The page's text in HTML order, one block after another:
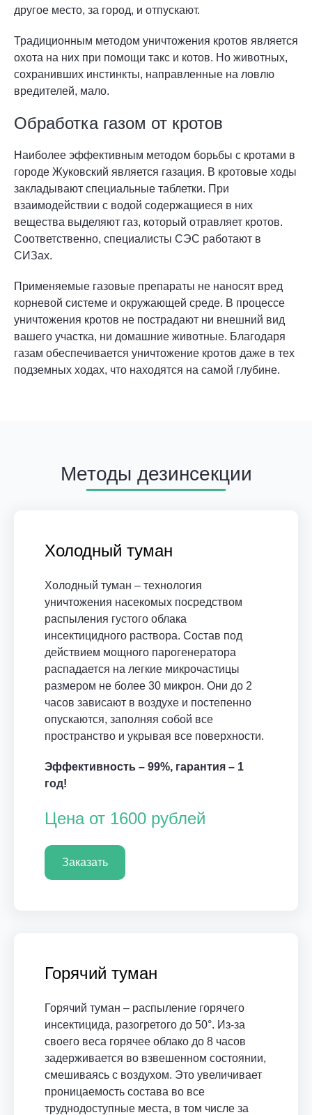
другое место, за город, и отпускают.
Традиционным методом уничтожения кротов является
охота на них при помощи такс и котов. Но животных,
сохранивших инстинкты, направленные на ловлю
вредителей, мало.
Обработка газом от кротов
Наиболее эффективным методом борьбы с кротами в
городе Жуковский является газация. В кротовые ходы
закладывают специальные таблетки. При
взаимодействии с водой содержащиеся в них
вещества выделяют газ, который отравляет кротов.
Соответственно, специалисты СЭС работают в
СИЗах.
Применяемые газовые препараты не наносят вред
корневой системе и окружающей среде. В процессе
уничтожения кротов не пострадают ни внешний вид
вашего участка, ни домашние животные. Благодаря
газам обеспечивается уничтожение кротов даже в тех
подземных ходах, что находятся на самой глубине.
Методы дезинсекции
Холодный туман
Холодный туман – технология
уничтожения насекомых посредством
распыления густого облака
инсектицидного раствора. Состав под
действием мощного парогенератора
распадается на легкие микрочастицы
размером не более 30 микрон. Они до 2
часов зависают в воздухе и постепенно
опускаются, заполняя собой все
пространство и укрывая все поверхности.
Эффективность – 99%, гарантия – 1
год!
Цена от 1600 рублей
Заказать
Горячий туман
Горячий туман – распыление горячего
инсектицида, разогретого до 50°. Из-за
своего веса горячее облако до 8 часов
задерживается во взвешенном состоянии,
смешиваясь с воздухом. Это увеличивает
проницаемость состава во все
труднодоступные места, в том числе за